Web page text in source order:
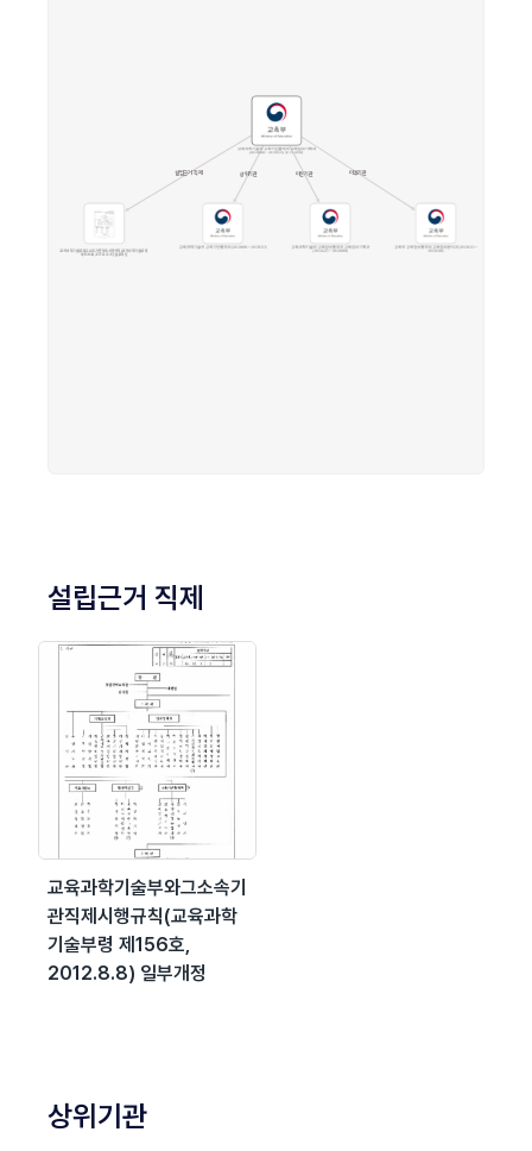
설립근거 직제
교육과학기술부와그소속기
관직제시행규칙(교육과학
기술부령 제156호,
2012.8.8) 일부개정
상위기관